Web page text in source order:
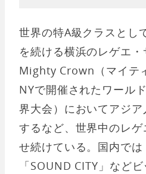
世界の特A級クラスとし
を続ける横浜のレゲエ・
Mighty Crown（マイテ
NYで開催されたワール
界大会）においてアジ
するなど、世界中のレ
せ続けている。国内では
「SOUND CITY」など